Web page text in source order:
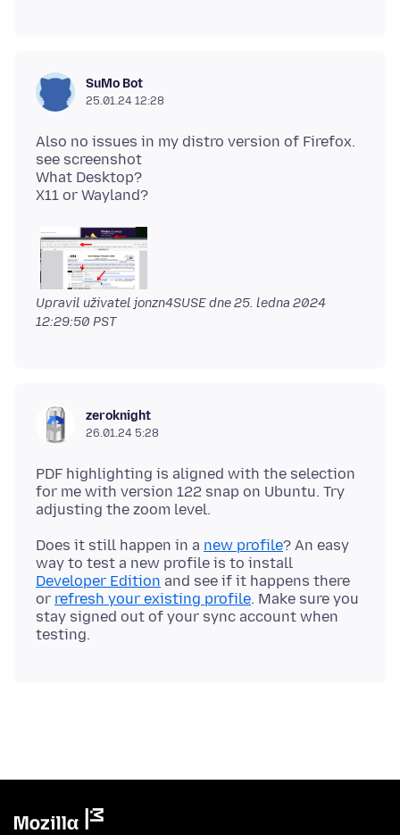
SuMo Bot
25.01.24 12:28
Also no issues in my distro version of Firefox.
see screenshot
What Desktop?
Upravil uživatel jonzn4SUSE dne25. ledna 2024
12:29:50 PST
zeroknight
26.01.24 5:28
PDF highlighting is aligned with the selection
for me with version 122 snap on Ubuntu. Try
Does it still happen in a new profile? An easy
way to test a new profile is to install
Developer Edition and see if it happens there
or refresh your existing profile. Make sure you
stay signed out of your sync account when